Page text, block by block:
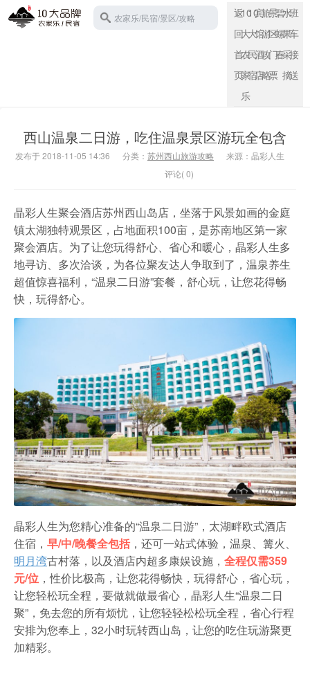
农家乐
农家乐/民宿/景区/攻略
返
回
首
页
10
大
农
家
乐
10
大
民
宿
宾
馆
酒
店
旅
游
攻
略
景
区
门
票
碧
螺
春
水
果
采
摘
班
车
接
送
西山温泉二日游，吃住温泉景区游玩全包含
发布于 2018-11-05 14:36 分类： 苏州西山旅游攻略
来源：晶彩人生
评论( 0)
晶彩人生聚会酒店苏州西山岛店，坐落于风景如画的金庭
镇太湖独特观景区，占地面积100亩，是苏南地区第一家
聚会酒店。为了让您玩得舒心、省心和暖心，晶彩人生多
地寻访、多次洽谈，为各位聚友达人争取到了，温泉养生
超值惊喜福利，“温泉二日游”套餐，舒心玩，让您花得畅
快，玩得舒心。
晶彩人生为您精心准备的“温泉二日游”，太湖畔欧式酒店
住宿， 早/中/晚餐全包括，还可一站式体验，温泉、篝火、
明月湾古村落，以及酒店内超多康娱设施， 全程仅需359
元/位 ，性价比极高，让您花得畅快，玩得舒心，省心玩，
让您轻松玩全程，要做就做最省心，晶彩人生“温泉二日
聚”，免去您的所有烦忧，让您轻轻松松玩全程，省心行程
安排为您奉上，32小时玩转西山岛，让您的吃住玩游聚更
加精彩。